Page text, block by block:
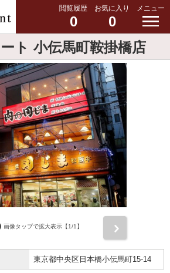
閲覧履歴
0
お気に入り
0
メニュー
ト 小伝馬町鞍掛橋店
画像タップで拡大表示【1/1】
東京都中央区日本橋小伝馬町15-14